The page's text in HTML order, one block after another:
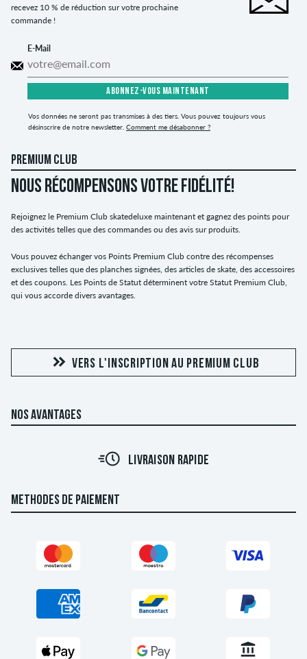
recevez 10 % de réduction sur votre prochaine
commande !
E-Mail
ABONNEZ-VOUS MAINTENANT
Vos données ne seront pas transmises à des tiers. Vous pouvez toujours vous
désinscrire de notre newsletter. Comment me désabonner ?
PREMIUM CLUB
NOUS RÉCOMPENSONS VOTRE FIDÉLITÉ!
Rejoignez le Premium Club skatedeluxe maintenant et gagnez des points pour
des activités telles que des commandes ou des avis sur produits.
Vous pouvez échanger vos Points Premium Club contre des récompenses
exclusives telles que des planches signées, des articles de skate, des accessoires
et des coupons. Les Points de Statut déterminent votre Statut Premium Club,
qui vous accorde divers avantages.
VERS L'INSCRIPTION AU PREMIUM CLUB
NOS AVANTAGES
LIVRAISON RAPIDE
METHODES DE PAIEMENT